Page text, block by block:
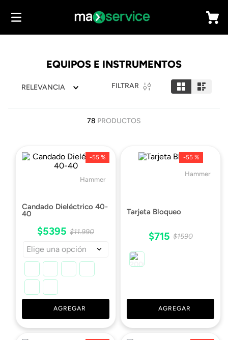
EQUIPOS E INSTRUMENTOS
RELEVANCIA FILTRAR
78 PRODUCTOS
-55 %
Hammer
Candado Dieléctrico 40-
40
$5395 $11.990
Elige una opción
AGREGAR
-55 %
Hammer
Tarjeta Bloqueo
$715 $1590
AGREGAR